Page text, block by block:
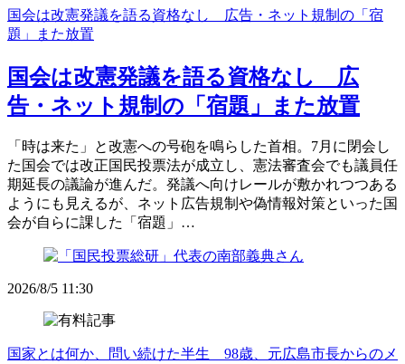
国会は改憲発議を語る資格なし 広告・ネット規制の「宿
題」また放置
国会は改憲発議を語る資格なし 広
告・ネット規制の「宿題」また放置
「時は来た」と改憲への号砲を鳴らした首相。7月に閉会し
た国会では改正国民投票法が成立し、憲法審査会でも議員任
期延長の議論が進んだ。発議へ向けレールが敷かれつつある
ようにも見えるが、ネット広告規制や偽情報対策といった国
会が自らに課した「宿題」…
2026/8/5 11:30
国家とは何か、問い続けた半生 98歳、元広島市長からのメ